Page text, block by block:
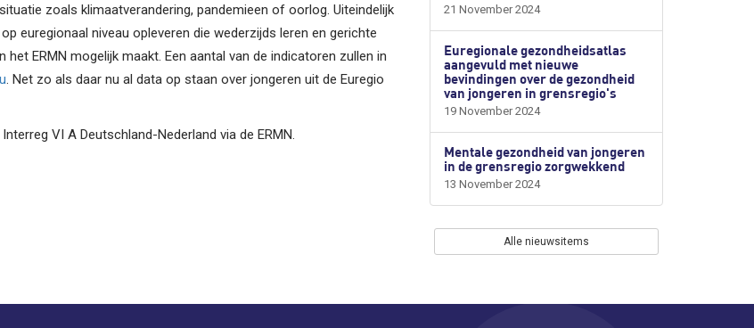
zoals klimaatverandering, pandemieen of oorlog. Uiteindelijk
euregionaal niveau opleveren die wederzijds leren en gerichte
ERMN mogelijk maakt. Een aantal van de indicatoren zullen in
. Net zo als daar nu al data op staan over jongeren uit de Euregio
VI A Deutschland-Nederland via de ERMN.
21 November 2024
Euregionale gezondheidsatlas
aangevuld met nieuwe
bevindingen over de gezondheid
van jongeren in grensregio's
19 November 2024
Mentale gezondheid van jongeren
in de grensregio zorgwekkend
13 November 2024
Alle nieuwsitems